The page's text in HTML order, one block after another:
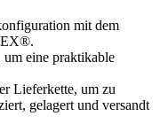
mit dem
um eine praktikable
Lieferkette, um zu
gelagert und versandt